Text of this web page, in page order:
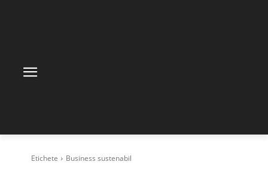
Etichete Business sustenabil